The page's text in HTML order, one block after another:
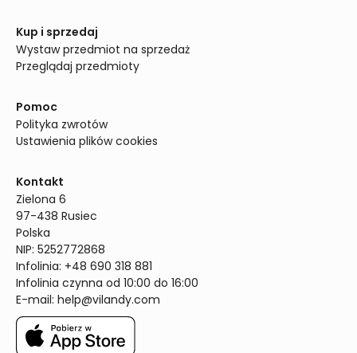
Kup i sprzedaj
Wystaw przedmiot na sprzedaż
Przeglądaj przedmioty
Pomoc
Polityka zwrotów
Ustawienia plików cookies
Kontakt
Zielona 6
97-438 Rusiec
Polska
NIP: 5252772868
Infolinia: +48 690 318 881
Infolinia czynna od 10:00 do 16:00
E-mail: help@vilandy.com